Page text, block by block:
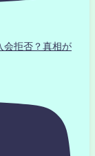
拒否？真相が